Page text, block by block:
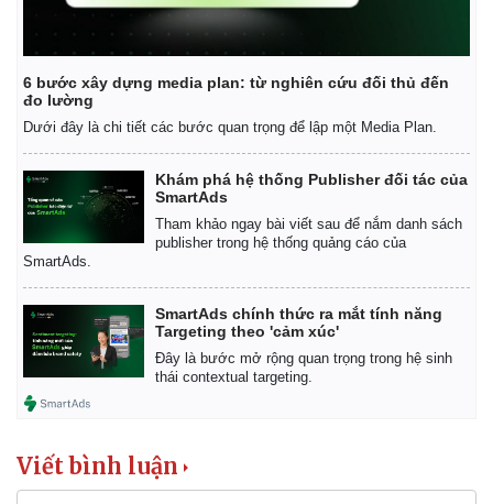
Kinh tế
Bất động sản
Khởi nghiệp
Thị trường
Tiêu dùng
Tỷ giá
Giá cà phê
6 bước xây dựng media plan: từ nghiên cứu đối thủ đến
đo lường
Dưới đây là chi tiết các bước quan trọng để lập một Media Plan.
Khám phá hệ thống Publisher đối tác của
SmartAds
Tham khảo ngay bài viết sau để nắm danh sách
publisher trong hệ thống quảng cáo của
SmartAds.
SmartAds chính thức ra mắt tính năng
Targeting theo 'cảm xúc'
Đây là bước mở rộng quan trọng trong hệ sinh
thái contextual targeting.
Viết bình luận